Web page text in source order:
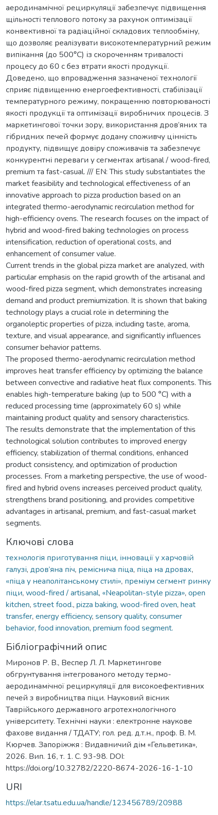
аеродинамічної рециркуляції забезпечує підвищення
щільності теплового потоку за рахунок оптимізації
конвективної та радіаційної складових теплообміну,
що дозволяє реалізувати високотемпературний режим
випікання (до 500°C) із скороченням тривалості
процесу до 60 с без втрати якості продукції.
Доведено, що впровадження зазначеної технології
сприяє підвищенню енергоефективності, стабілізації
температурного режиму, покращенню повторюваності
якості продукції та оптимізації виробничих процесів. З
маркетингової точки зору, використання дров’яних та
гібридних печей формує додану споживчу цінність
продукту, підвищує довіру споживачів та забезпечує
конкурентні переваги у сегментах artisanal / wood-fired,
premium та fast-casual. /// EN: This study substantiates the
market feasibility and technological effectiveness of an
innovative approach to pizza production based on an
integrated thermo-aerodynamic recirculation method for
high-efficiency ovens. The research focuses on the impact of
hybrid and wood-fired baking technologies on process
intensification, reduction of operational costs, and
enhancement of consumer value.
Current trends in the global pizza market are analyzed, with
particular emphasis on the rapid growth of the artisanal and
wood-fired pizza segment, which demonstrates increasing
demand and product premiumization. It is shown that baking
technology plays a crucial role in determining the
organoleptic properties of pizza, including taste, aroma,
texture, and visual appearance, and significantly influences
consumer behavior patterns.
The proposed thermo-aerodynamic recirculation method
improves heat transfer efficiency by optimizing the balance
between convective and radiative heat flux components. This
enables high-temperature baking (up to 500 °C) with a
reduced processing time (approximately 60 s) while
maintaining product quality and sensory characteristics.
The results demonstrate that the implementation of this
technological solution contributes to improved energy
efficiency, stabilization of thermal conditions, enhanced
product consistency, and optimization of production
processes. From a marketing perspective, the use of wood-
fired and hybrid ovens increases perceived product quality,
strengthens brand positioning, and provides competitive
advantages in artisanal, premium, and fast-casual market
segments.
Ключові слова
технологія приготування піци, інновації у харчовій
галузі, дров’яна піч, реміснича піца, піца на дровах,
«піца у неаполітанському стилі», преміум сегмент ринку
піци, wood-fired / artisanal, «Neapolitan-style pizza», open
kitchen, street food., pizza baking, wood-fired oven, heat
transfer, energy efficiency, sensory quality, consumer
behavior, food innovation, premium food segment.
Бібліографічний опис
Миронов Р. В., Веспер Л. Л. Маркетингове
обгрунтування інтегрованого методу термо-
аеродинамічної рециркуляції для високоефективних
печей з виробництва піци. Науковий вісник
Таврійського державного агротехнологічного
університету. Технічні науки : електронне наукове
фахове видання / ТДАТУ; гол. ред. д.т.н., проф. В. М.
Кюрчев. Запоріжжя : Видавничий дім «Гельветика»,
2026. Вип. 16, т. 1. С. 93-98. DOI:
https://doi.org/10.32782/2220-8674-2026-16-1-10
URI
https://elar.tsatu.edu.ua/handle/123456789/20988